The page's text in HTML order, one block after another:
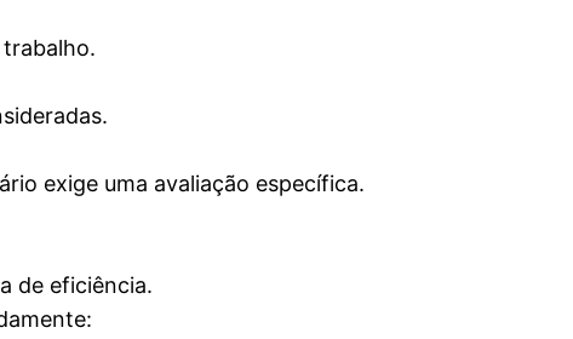
exige uma avaliação específica.
de eficiência.